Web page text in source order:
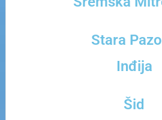
Stara
Inđija
Šid